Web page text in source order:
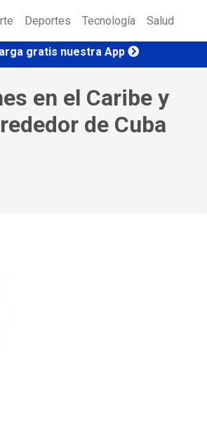
Deportes Tecnología Salud
gratis nuestra App
en el Caribe y
de Cuba